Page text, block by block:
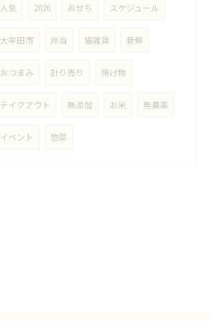
人気 2026 おせち スケジュール
大牟田市 弁当 猫雑貨 新鮮
おつまみ 計り売り 揚げ物
テイクアウト 無添加 お米 無農薬
イベント 惣菜